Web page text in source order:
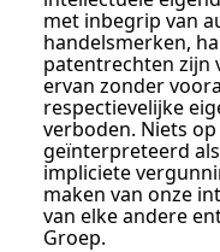
met inbegrip van
handelsmerken,
patentrechten zijn
ervan zonder
respectievelijke
verboden. Niets
geïnterpreteerd
impliciete
maken van onze
van elke andere
Groep.